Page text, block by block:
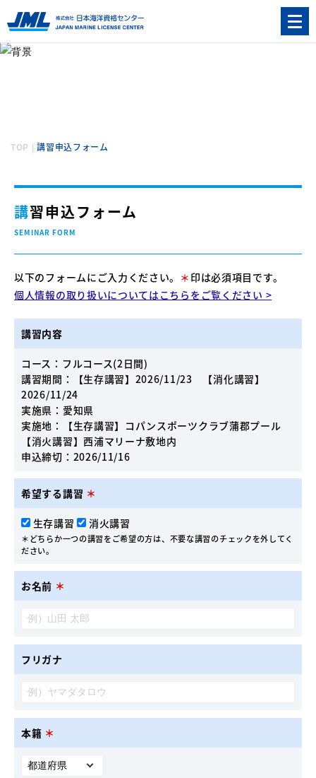
TOP |講習申込フォーム
講習申込フォーム
SEMINAR FORM
以下のフォームにご入力ください。 ＊ 印は必須項目です。
個人情報の取り扱いについてはこちらをご覧ください >
講習内容
コース：フルコース(2日間)
講習期間：【生存講習】2026/11/23 【消化講習】
2026/11/24
実施県：愛知県
実施地：【生存講習】コパンスポーツクラブ蒲郡プール
【消火講習】西浦マリーナ敷地内
申込締切：2026/11/16
希望する講習 ＊
生存講習 消火講習
＊どちらか一つの講習をご希望の方は、不要な講習のチェックを外してく
ださい。
お名前 ＊
フリガナ
本籍 ＊